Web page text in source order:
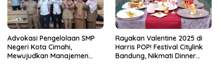
Advokasi Pengelolaan SMP
Negeri Kota Cimahi,
Mewujudkan Manajemen
Rayakan Valentine 2025 di
Harris POP! Festival Citylink
Bandung, Nikmati Dinner